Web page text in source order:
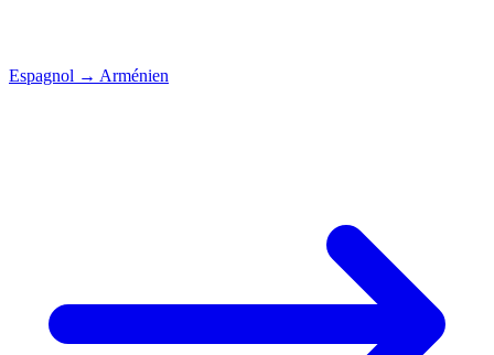
Espagnol → Arménien